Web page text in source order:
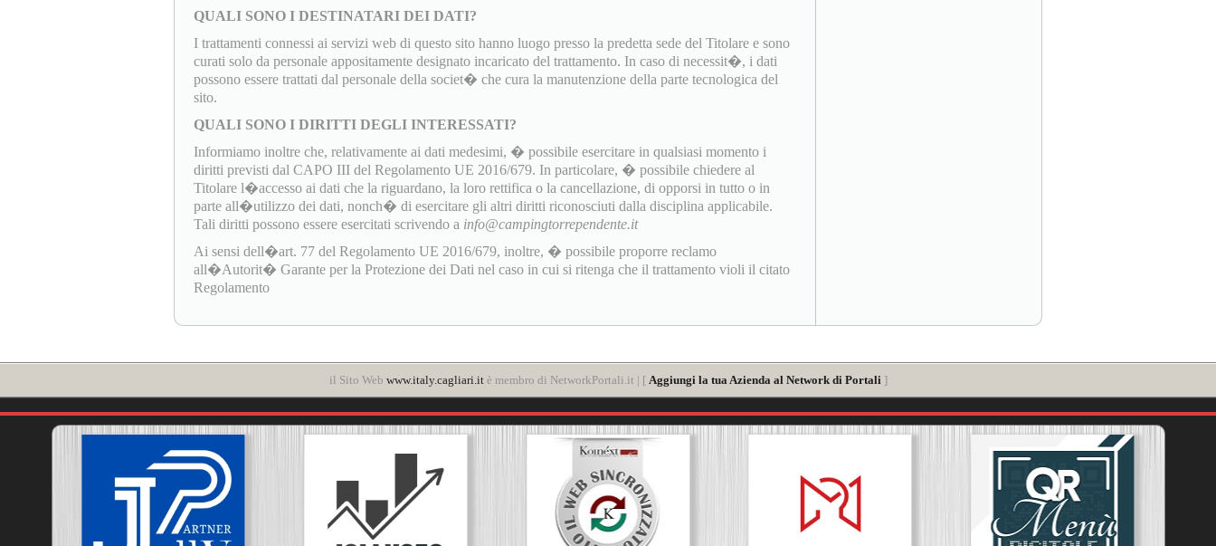
QUALI SONO I DESTINATARI DEI DATI?
I trattamenti connessi ai servizi web di questo sito hanno luogo presso la predetta sede del Titolare e sono
curati solo da personale appositamente designato incaricato del trattamento. In caso di necessit�, i dati
possono essere trattati dal personale della societ� che cura la manutenzione della parte tecnologica del
sito.
QUALI SONO I DIRITTI DEGLI INTERESSATI?
Informiamo inoltre che, relativamente ai dati medesimi, � possibile esercitare in qualsiasi momento i
diritti previsti dal CAPO III del Regolamento UE 2016/679. In particolare, � possibile chiedere al
Titolare l�accesso ai dati che la riguardano, la loro rettifica o la cancellazione, di opporsi in tutto o in
parte all�utilizzo dei dati, nonch� di esercitare gli altri diritti riconosciuti dalla disciplina applicabile.
Tali diritti possono essere esercitati scrivendo a info@campingtorrependente.it
Ai sensi dell�art. 77 del Regolamento UE 2016/679, inoltre, � possibile proporre reclamo
all�Autorit� Garante per la Protezione dei Dati nel caso in cui si ritenga che il trattamento violi il citato
Regolamento
il Sito Web www.italy.cagliari.itè membro di NetworkPortali.it | [ Aggiungi la tua Azienda al Network di Portali ]